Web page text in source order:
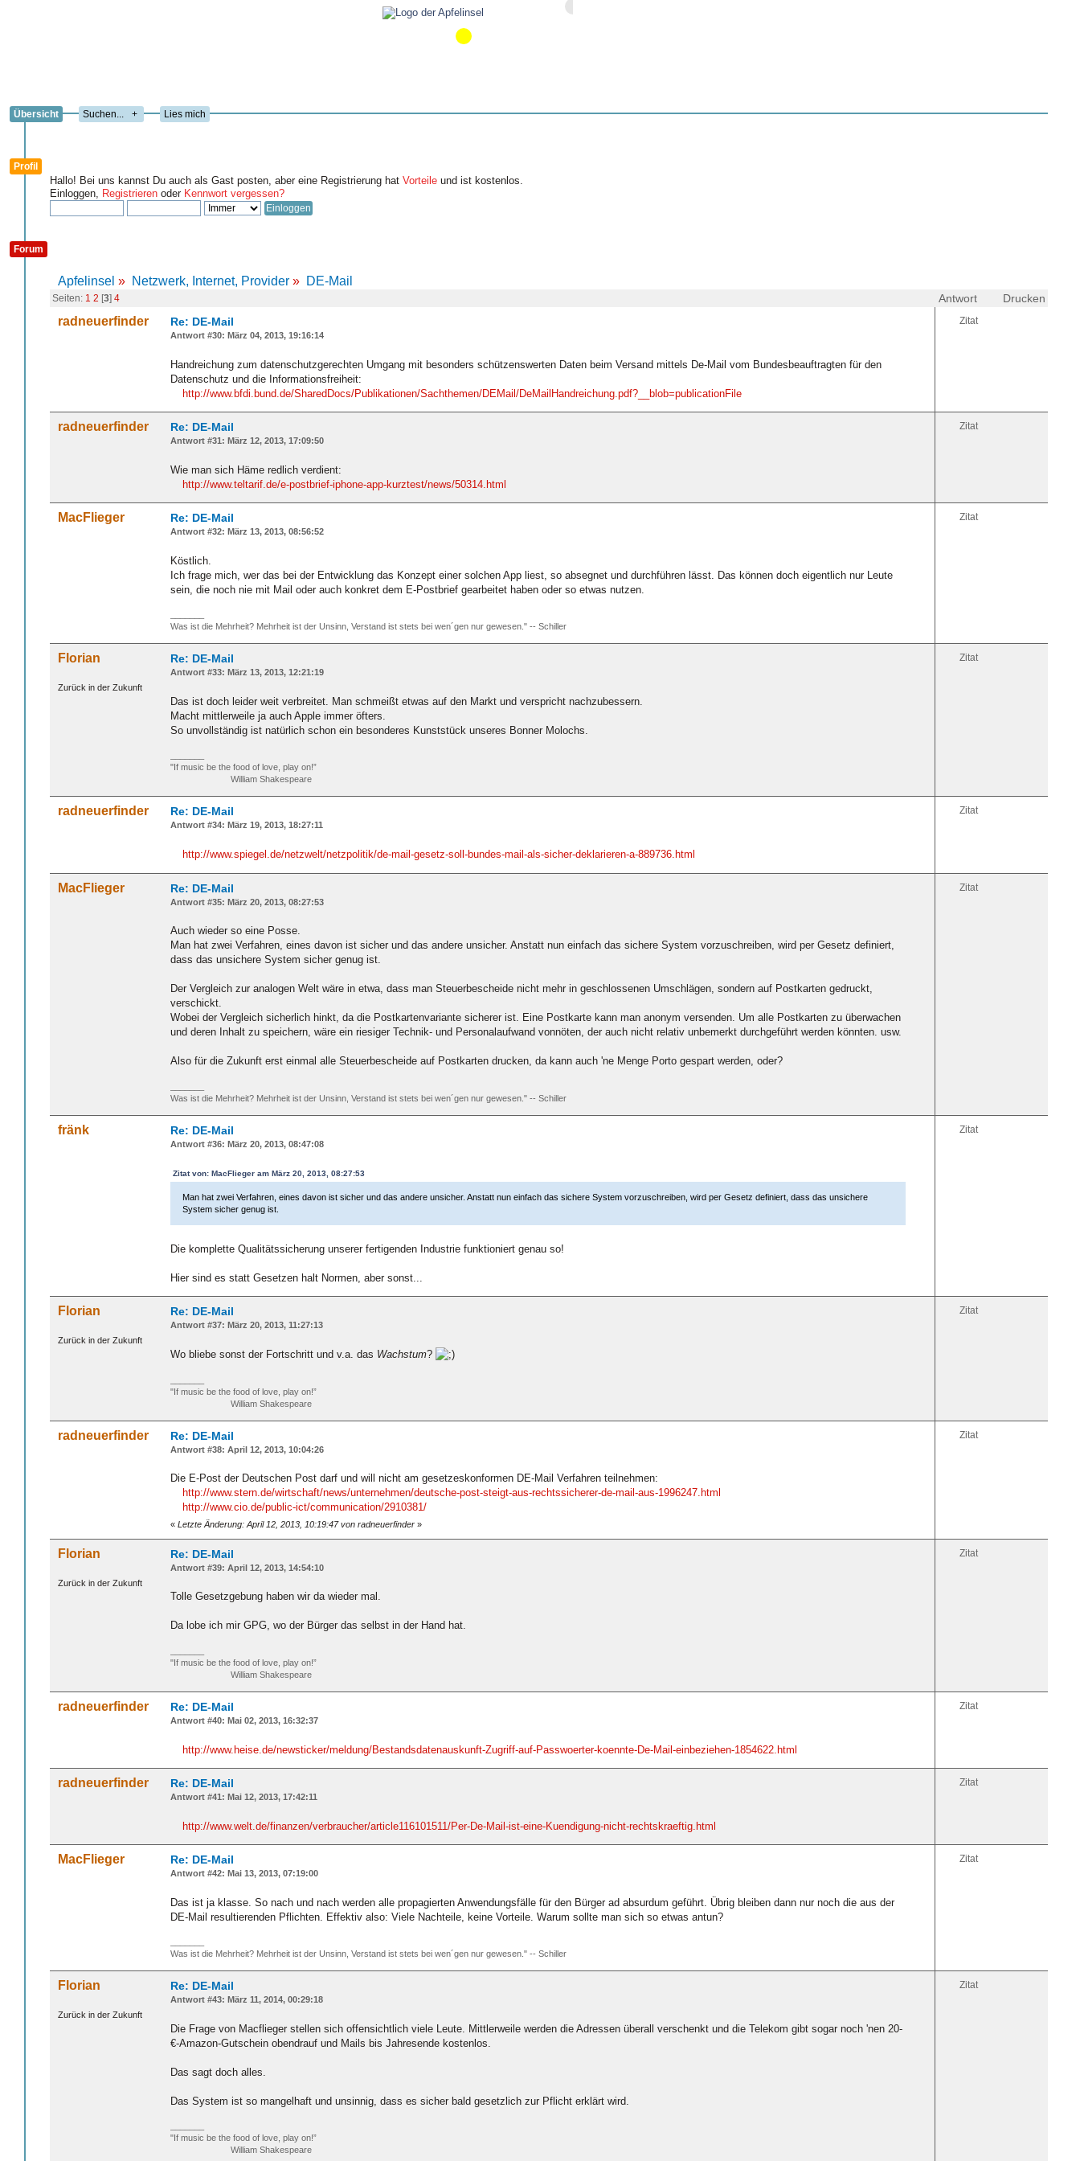
Übersicht + Lies mich
Profil
Hallo! Bei uns kannst Du auch als Gast posten, aber eine Registrierung hat Vorteile und ist kostenlos.
Einloggen, Registrieren oder Kennwort vergessen?
Forum
Apfelinsel » Netzwerk, Internet, Provider » DE-Mail
Antwort Drucken
Seiten: 1 2 [3] 4
radneuerfinder Zitat
Re: DE-Mail
Antwort #30: März 04, 2013, 19:16:14
Handreichung zum datenschutzgerechten Umgang mit besonders schützenswerten Daten beim Versand mittels De-Mail vom Bundesbeauftragten für den
Datenschutz und die Informationsfreiheit:
http://www.bfdi.bund.de/SharedDocs/Publikationen/Sachthemen/DEMail/DeMailHandreichung.pdf?__blob=publicationFile
radneuerfinder Zitat
Re: DE-Mail
Antwort #31: März 12, 2013, 17:09:50
Wie man sich Häme redlich verdient:
http://www.teltarif.de/e-postbrief-iphone-app-kurztest/news/50314.html
MacFlieger Zitat
Re: DE-Mail
Antwort #32: März 13, 2013, 08:56:52
Köstlich.
Ich frage mich, wer das bei der Entwicklung das Konzept einer solchen App liest, so absegnet und durchführen lässt. Das können doch eigentlich nur Leute
sein, die noch nie mit Mail oder auch konkret dem E-Postbrief gearbeitet haben oder so etwas nutzen.
Was ist die Mehrheit? Mehrheit ist der Unsinn, Verstand ist stets bei wen´gen nur gewesen." -- Schiller
Florian
Zurück in der Zukunft
Zitat
Re: DE-Mail
Antwort #33: März 13, 2013, 12:21:19
Das ist doch leider weit verbreitet. Man schmeißt etwas auf den Markt und verspricht nachzubessern.
Macht mittlerweile ja auch Apple immer öfters.
So unvollständig ist natürlich schon ein besonderes Kunststück unseres Bonner Molochs.
"If music be the food of love, play on!”
William Shakespeare
radneuerfinder Zitat
Re: DE-Mail
Antwort #34: März 19, 2013, 18:27:11
http://www.spiegel.de/netzwelt/netzpolitik/de-mail-gesetz-soll-bundes-mail-als-sicher-deklarieren-a-889736.html
MacFlieger Zitat
Re: DE-Mail
Antwort #35: März 20, 2013, 08:27:53
Auch wieder so eine Posse.
Man hat zwei Verfahren, eines davon ist sicher und das andere unsicher. Anstatt nun einfach das sichere System vorzuschreiben, wird per Gesetz definiert,
dass das unsichere System sicher genug ist.
Der Vergleich zur analogen Welt wäre in etwa, dass man Steuerbescheide nicht mehr in geschlossenen Umschlägen, sondern auf Postkarten gedruckt,
verschickt.
Wobei der Vergleich sicherlich hinkt, da die Postkartenvariante sicherer ist. Eine Postkarte kann man anonym versenden. Um alle Postkarten zu überwachen
und deren Inhalt zu speichern, wäre ein riesiger Technik- und Personalaufwand vonnöten, der auch nicht relativ unbemerkt durchgeführt werden könnten. usw.
Also für die Zukunft erst einmal alle Steuerbescheide auf Postkarten drucken, da kann auch 'ne Menge Porto gespart werden, oder?
Was ist die Mehrheit? Mehrheit ist der Unsinn, Verstand ist stets bei wen´gen nur gewesen." -- Schiller
fränk Zitat
Re: DE-Mail
Antwort #36: März 20, 2013, 08:47:08
Zitat von: MacFlieger am März 20, 2013, 08:27:53
Man hat zwei Verfahren, eines davon ist sicher und das andere unsicher. Anstatt nun einfach das sichere System vorzuschreiben, wird per Gesetz definiert, dass das unsichere
System sicher genug ist.
Die komplette Qualitätssicherung unserer fertigenden Industrie funktioniert genau so!
Hier sind es statt Gesetzen halt Normen, aber sonst...
Florian
Zurück in der Zukunft
Zitat
Re: DE-Mail
Antwort #37: März 20, 2013, 11:27:13
Wo bliebe sonst der Fortschritt und v.a. das Wachstum?
"If music be the food of love, play on!”
William Shakespeare
radneuerfinder Zitat
Re: DE-Mail
Antwort #38: April 12, 2013, 10:04:26
Die E-Post der Deutschen Post darf und will nicht am gesetzeskonformen DE-Mail Verfahren teilnehmen:
http://www.stern.de/wirtschaft/news/unternehmen/deutsche-post-steigt-aus-rechtssicherer-de-mail-aus-1996247.html
http://www.cio.de/public-ict/communication/2910381/
« Letzte Änderung: April 12, 2013, 10:19:47 von radneuerfinder »
Florian
Zurück in der Zukunft
Zitat
Re: DE-Mail
Antwort #39: April 12, 2013, 14:54:10
Tolle Gesetzgebung haben wir da wieder mal.
Da lobe ich mir GPG, wo der Bürger das selbst in der Hand hat.
"If music be the food of love, play on!”
William Shakespeare
radneuerfinder Zitat
Re: DE-Mail
Antwort #40: Mai 02, 2013, 16:32:37
http://www.heise.de/newsticker/meldung/Bestandsdatenauskunft-Zugriff-auf-Passwoerter-koennte-De-Mail-einbeziehen-1854622.html
radneuerfinder Zitat
Re: DE-Mail
Antwort #41: Mai 12, 2013, 17:42:11
http://www.welt.de/finanzen/verbraucher/article116101511/Per-De-Mail-ist-eine-Kuendigung-nicht-rechtskraeftig.html
MacFlieger Zitat
Re: DE-Mail
Antwort #42: Mai 13, 2013, 07:19:00
Das ist ja klasse. So nach und nach werden alle propagierten Anwendungsfälle für den Bürger ad absurdum geführt. Übrig bleiben dann nur noch die aus der
DE-Mail resultierenden Pflichten. Effektiv also: Viele Nachteile, keine Vorteile. Warum sollte man sich so etwas antun?
Was ist die Mehrheit? Mehrheit ist der Unsinn, Verstand ist stets bei wen´gen nur gewesen." -- Schiller
Florian
Zurück in der Zukunft
Zitat
Re: DE-Mail
Antwort #43: März 11, 2014, 00:29:18
Die Frage von Macflieger stellen sich offensichtlich viele Leute. Mittlerweile werden die Adressen überall verschenkt und die Telekom gibt sogar noch 'nen 20-
€-Amazon-Gutschein obendrauf und Mails bis Jahresende kostenlos.
Das sagt doch alles.
Das System ist so mangelhaft und unsinnig, dass es sicher bald gesetzlich zur Pflicht erklärt wird.
"If music be the food of love, play on!”
William Shakespeare